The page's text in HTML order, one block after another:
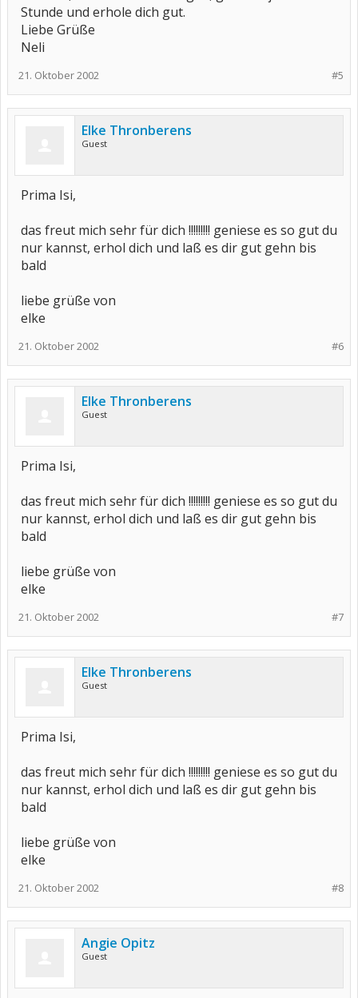
Stunde und erhole dich gut.
Liebe Grüße
Neli
#5
21. Oktober 2002
Elke Thronberens
Guest
Prima Isi,
das freut mich sehr für dich !!!!!!!!! geniese es so gut du
nur kannst, erhol dich und laß es dir gut gehn bis
bald
liebe grüße von
elke
#6
21. Oktober 2002
Elke Thronberens
Guest
Prima Isi,
das freut mich sehr für dich !!!!!!!!! geniese es so gut du
nur kannst, erhol dich und laß es dir gut gehn bis
bald
liebe grüße von
elke
#7
21. Oktober 2002
Elke Thronberens
Guest
Prima Isi,
das freut mich sehr für dich !!!!!!!!! geniese es so gut du
nur kannst, erhol dich und laß es dir gut gehn bis
bald
liebe grüße von
elke
#8
21. Oktober 2002
Angie Opitz
Guest